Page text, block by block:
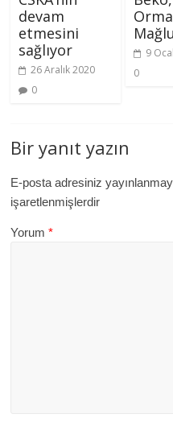
devam
etmesini
sağlıyor
26 Aralık 2020
0
9
0
Bir yanıt yazın
E-posta adresiniz
işaretlenmişlerdir
Yorum*